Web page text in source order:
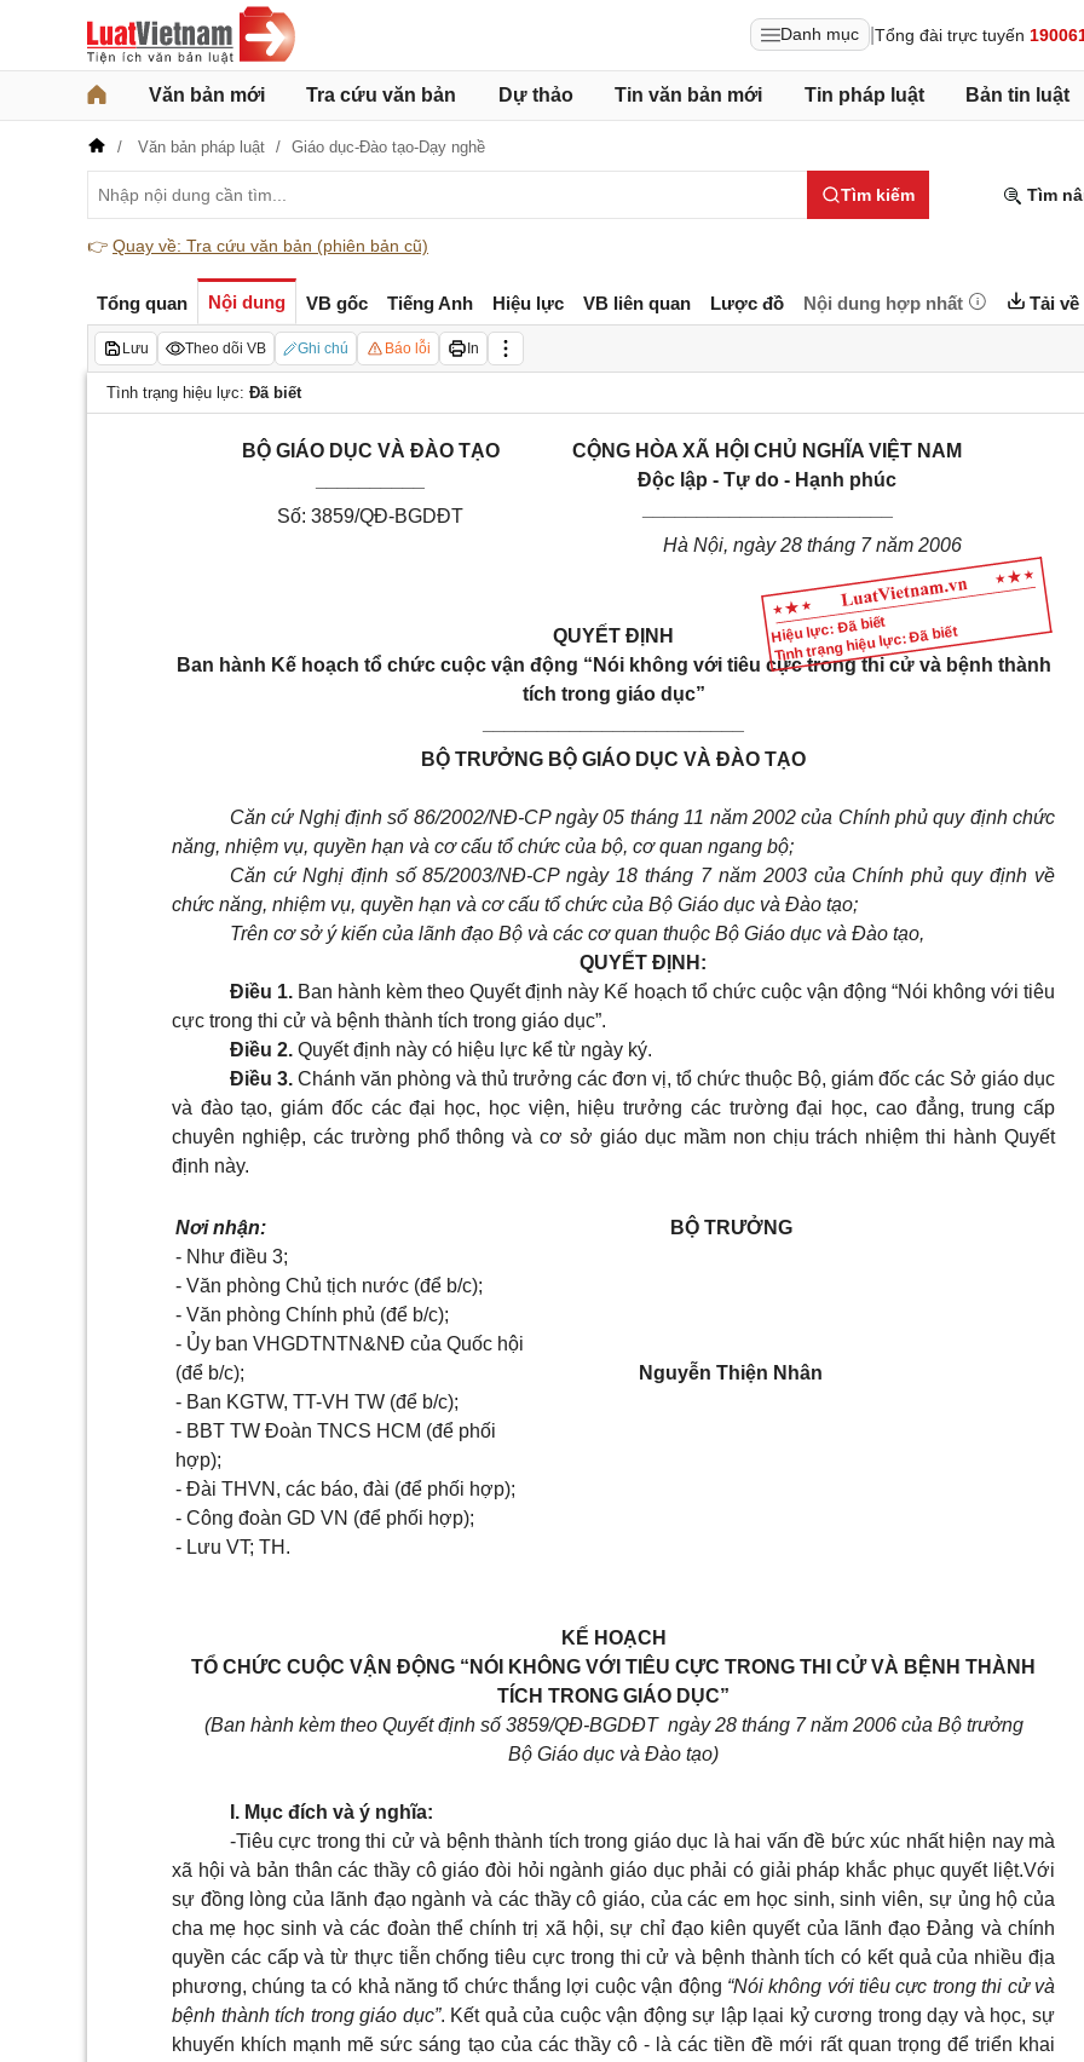
Danh mục Tổng đài trực tuyến
Văn bản mới Tra cứu văn bản Dự thảo Tin văn bản mới Tin pháp luật Bản tin luật
Văn bản pháp luật Giáo dục-Đào tạo-Dạy nghề
Tìm kiếm Tìm
👉 Quay về: Tra cứu văn bản (phiên bản cũ)
Tổng quan Nội dung VB gốc Tiếng Anh Hiệu lực VB liên quan Lược đồ Nội dung hợp nhất Tải về
Lưu Theo dõi VB Ghi chú Báo lỗi In
Tình trạng hiệu lực: Đã biết
Hiệu lực: Đã biết
Tình trạng hiệu lực: Đã biết
BỘ GIÁO DỤC VÀ ĐÀO TẠO
Số: 3859/QĐ-BGDĐT
CỘNG HÒA XÃ HỘI CHỦ NGHĨA VIỆT NAM
Độc lập - Tự do - Hạnh phúc
Hà Nội, ngày 28 tháng 7 năm 2006
QUYẾT ĐỊNH
Ban hành Kế hoạch tổ chức cuộc vận động “ Nói không với tiêu cực trong thi cử và bệnh thành
tích trong giáo dục”
BỘ TRƯỞNG BỘ GIÁO DỤC VÀ ĐÀO TẠO
Căn cứ Nghị định số 86/2002/NĐ-CP ngày 05 tháng 11 năm 2002 của Chính phủ quy định chức
năng, nhiệm vụ, quyền hạn và cơ cấu tổ chức của bộ, cơ quan ngang bộ;
Căn cứ Nghị định số 85/2003/NĐ-CP ngày 18 tháng 7 năm 2003 của Chính phủ quy định về
chức năng, nhiệm vụ, quyền hạn và cơ cấu tổ chức của Bộ Giáo dục và Đào tạo;
Trên cơ sở ý kiến của lãnh đạo Bộ và các cơ quan thuộc Bộ Giáo dục và Đào tạo,
QUYẾT ĐỊNH:
Điều 1. Ban hành kèm theo Quyết định này Kế hoạch tổ chức cuộc vận động “Nói không với tiêu
cực trong thi cử và bệnh thành tích trong giáo dục”.
Điều 2. Quyết định này có hiệu lực kể từ ngày ký.
Điều 3. Chánh văn phòng và thủ trưởng các đơn vị, tổ chức thuộc Bộ, giám đốc các Sở giáo dục
và đào tạo, giám đốc các đại học, học viện, hiệu trưởng các trường đại học, cao đẳng, trung cấp
chuyên nghiệp, các trường phổ thông và cơ sở giáo dục mầm non chịu trách nhiệm thi hành Quyết
định này.
Nơi nhận:
- Như điều 3;
- Văn phòng Chủ tịch nước (để b/c);
- Văn phòng Chính phủ (để b/c);
- Ủy ban VHGDTNTN&NĐ của Quốc hội
(để b/c);
- Ban KGTW, TT-VH TW (để b/c);
- BBT TW Đoàn TNCS HCM (để phối
hợp);
- Đài THVN, các báo, đài (để phối hợp);
- Công đoàn GD VN (để phối hợp);
- Lưu VT; TH.
BỘ TRƯỞNG
Nguyễn Thiện Nhân
KẾ HOẠCH
TỔ CHỨC CUỘC VẬN ĐỘNG “NÓI KHÔNG VỚI TIÊU CỰC TRONG THI CỬ VÀ BỆNH THÀNH
TÍCH TRONG GIÁO DỤC”
(Ban hành kèm theo Quyết định số 3859/QĐ-BGDĐT ngày 28 tháng 7 năm 2006 của Bộ trưởng
Bộ Giáo dục và Đào tạo)
I. Mục đích và ý nghĩa:
-Tiêu cực trong thi cử và bệnh thành tích trong giáo dục là hai vấn đề bức xúc nhất hiện nay mà
xã hội và bản thân các thầy cô giáo đòi hỏi ngành giáo dục phải có giải pháp khắc phục quyết liệt.Với
sự đồng lòng của lãnh đạo ngành và các thầy cô giáo, của các em học sinh, sinh viên, sự ủng hộ của
cha mẹ học sinh và các đoàn thể chính trị xã hội, sự chỉ đạo kiên quyết của lãnh đạo Đảng và chính
quyền các cấp và từ thực tiễn chống tiêu cực trong thi cử và bệnh thành tích có kết quả của nhiều địa
phương, chúng ta có khả năng tổ chức thắng lợi cuộc vận động “Nói không với tiêu cực trong thi cử và
bệnh thành tích trong giáo dục”. Kết quả của cuộc vận động sự lập lạai kỷ cương trong dạy và học, sự
khuyến khích mạnh mẽ sức sáng tạo của các thầy cô - là các tiền đề mới rất quan trọng để triển khai